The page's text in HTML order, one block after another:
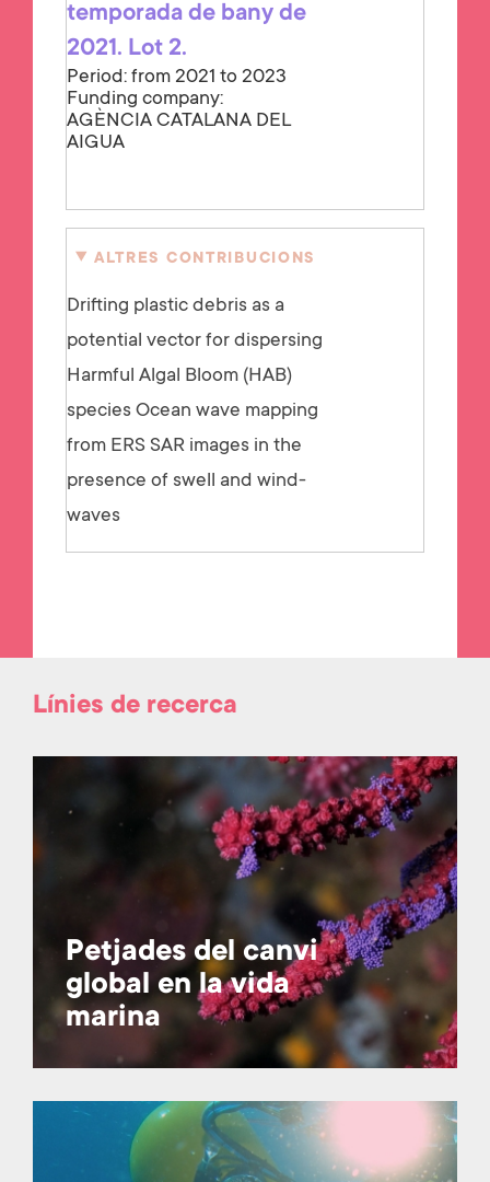
temporada de bany de
2021. Lot 2.
Period: from 2021 to 2023
Funding company:
AGÈNCIA CATALANA DEL
AIGUA
ALTRES CONTRIBUCIONS
Drifting plastic debris as a
potential vector for dispersing
Harmful Algal Bloom (HAB)
species Ocean wave mapping
from ERS SAR images in the
presence of swell and wind-
waves
Línies de recerca
Petjades del canvi
global en la vida
marina